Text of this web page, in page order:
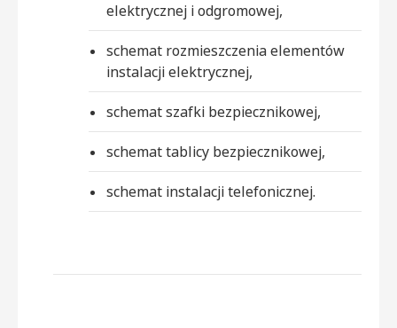
elektrycznej i odgromowej,
schemat rozmieszczenia elementów
instalacji elektrycznej,
schemat szafki bezpiecznikowej,
schemat tablicy bezpiecznikowej,
schemat instalacji telefonicznej.